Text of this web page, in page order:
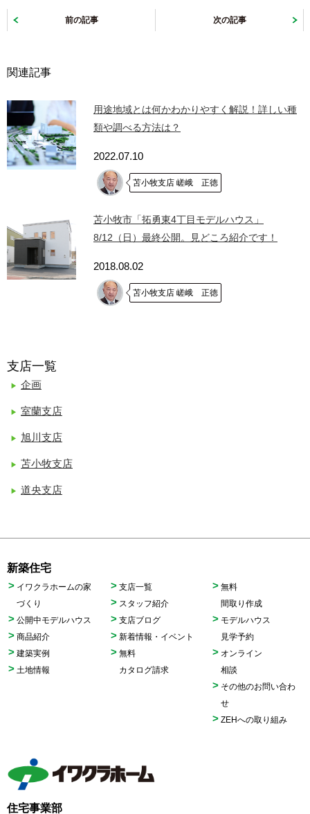
前の記事 次の記事
関連記事
用途地域とは何かわかりやすく解説！詳しい種
類や調べる方法は？
2022.07.10
苫小牧支店 嵯峨 正徳
苫小牧市「拓勇東4丁目モデルハウス」
8/12（日）最終公開。見どころ紹介です！
2018.08.02
苫小牧支店 嵯峨 正徳
支店一覧
企画
室蘭支店
旭川支店
苫小牧支店
道央支店
新築住宅
イワクラホームの家
づくり
公開中モデルハウス
商品紹介
建築実例
土地情報
支店一覧
スタッフ紹介
支店ブログ
新着情報・イベント
無料
カタログ請求
無料
間取り作成
モデルハウス
見学予約
オンライン
相談
その他のお問い合わ
せ
ZEHへの取り組み
住宅事業部